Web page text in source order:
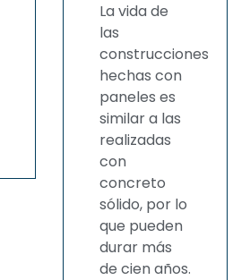
La vida de
las
construcciones
hechas con
paneles es
similar a las
realizadas
con
concreto
sólido, por lo
que pueden
durar más
de cien años.